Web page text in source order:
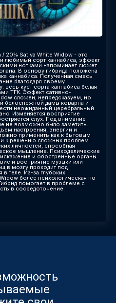
/ 20% Sativa White Widow - это
любимый сорт каннабиса, эффект
нотками напоминает сюжет
В основу гибрида положена
каннабиса. Полученная смесь
благодаря своему
куст сорта каннабиса белая
ТГК. Эффект сативно-
сложен, непредсказуем, но
белоснежной дамы коварна и
неожиданный церебральный
Изменяется восприятие
слух. Под внимание
не возможно было заметить.
настроения, энергии и
применить как к бытовым
и к решению сложных проблем.
личностей, способная
мышление. Психоделические
и обостренные органы
и восприятие музыки или
в мозгу проходит под
в теле. Из-за глубоких
более психологическая по
помогает в проблеме с
в сосредоточение.